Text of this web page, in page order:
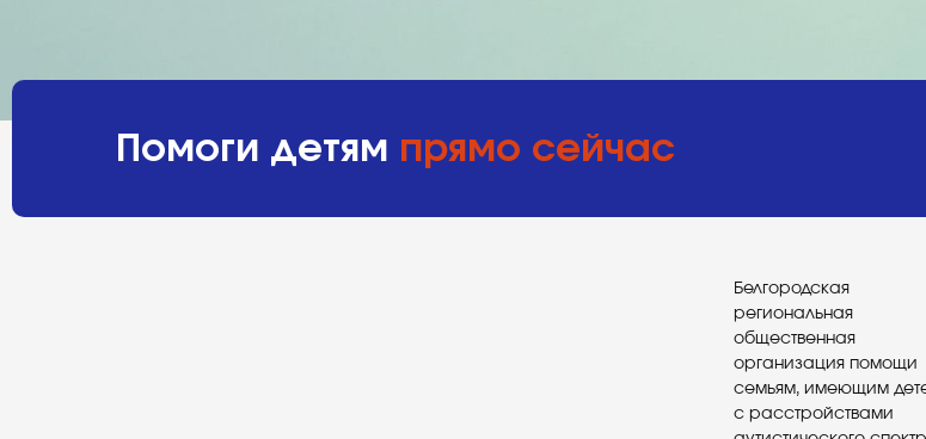
Помоги детям прямо сейчас
Белгородская
региональная
общественная
организация помощи
семьям, имеющим
с расстройствами